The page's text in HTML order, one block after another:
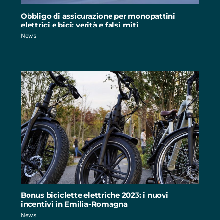
Obbligo di assicurazione per monopattini
elettrici e bici: verità e falsi miti
News
Bonus biciclette elettriche 2023: i nuovi
incentivi in Emilia-Romagna
News